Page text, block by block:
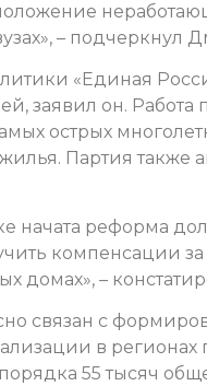
–
«Единая
заявил он. Работа
острых
Партия также
реформа
компенсации
домах», –
связан с
в регионах
55 тысяч